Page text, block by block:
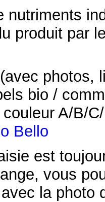
nutriments
produit par
photos,
bio /
A/B/
Bello
est
vous
la photo